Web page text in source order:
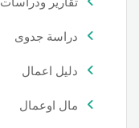
دراسة جدوى
دليل اعمال
مال اوعمال